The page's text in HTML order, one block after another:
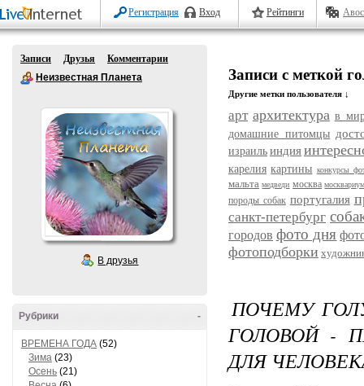
Регистрация Вход Рейтинги
Записи Друзья
Комментарии
Неизвестная Планета
В друзья
-
Рубрики
ВРЕМЕНА ГОДА (52)
Зима (23)
Осень (21)
Записи с меткой
Другие метки пользователя ↓
арт архитектура в
домашние питомцы
израиль индия
карелия картины конкурсы
мальта медведи москва
породы собак португалия
санкт-петербург
городов фото дня
фотоподборки
ПОЧЕМУ
ГОЛОВОЙ -
ДЛЯ